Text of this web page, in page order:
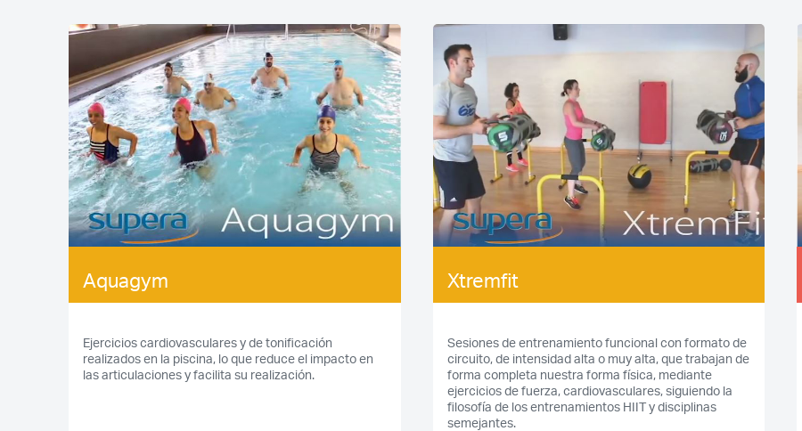
Acceso socios
Recuerda mis claves
¿Ya eres socio pero no
estas registrado?
Aquagym
Ejercicios cardiovasculares y de tonificación
realizados en la piscina, lo que reduce el impacto en
las articulaciones y facilita su realización.
Xtremfit
Sesiones de entrenamiento funcional con formato de
circuito, de intensidad alta o muy alta, que trabajan de
forma completa nuestra forma física, mediante
ejercicios de fuerza, cardiovasculares, siguiendo la
filosofía de los entrenamientos HIIT y disciplinas
semejantes.